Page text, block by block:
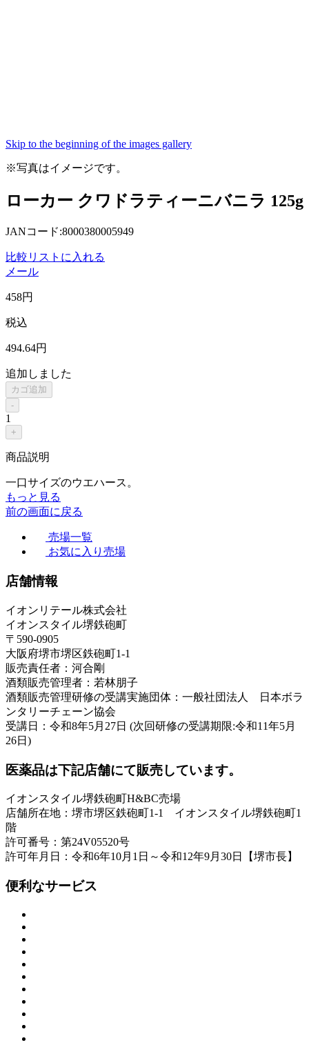
Skip to the beginning of the images gallery
※写真はイメージです。
ローカー クワドラティーニバニラ 125g
JANコード:8000380005949
比較リストに入れる
メール
458円
税込
494.64円
追加しました
カゴ追加
-
1
+
商品説明
一口サイズのウエハース。
もっと見る
前の画面に戻る
売場一覧
お気に入り売場
店舗情報
イオンリテール株式会社
イオンスタイル堺鉄砲町
〒590-0905
大阪府堺市堺区鉄砲町1-1
販売責任者：河合剛
酒類販売管理者：若林朋子
酒類販売管理研修の受講実施団体：一般社団法人 日本ボラ
ンタリーチェーン協会
受講日：令和8年5月27日 (次回研修の受講期限:令和11年5月
26日)
医薬品は下記店舗にて販売しています。
イオンスタイル堺鉄砲町H&BC売場
店舗所在地：堺市堺区鉄砲町1-1 イオンスタイル堺鉄砲町1
階
許可番号：第24V05520号
許可年月日：令和6年10月1日～令和12年9月30日【堺市長】
便利なサービス